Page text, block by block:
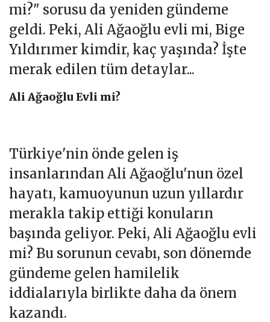
mi?" sorusu da yeniden gündeme
geldi. Peki, Ali Ağaoğlu evli mi, Bige
Yıldırımer kimdir, kaç yaşında? İşte
merak edilen tüm detaylar...
Ali Ağaoğlu Evli mi?
Türkiye'nin önde gelen iş
insanlarından Ali Ağaoğlu'nun özel
hayatı, kamuoyunun uzun yıllardır
merakla takip ettiği konuların
başında geliyor. Peki, Ali Ağaoğlu evli
mi? Bu sorunun cevabı, son dönemde
gündeme gelen hamilelik
iddialarıyla birlikte daha da önem
kazandı.